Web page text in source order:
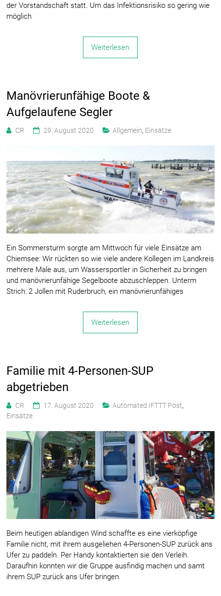
der Vorstandschaft statt. Um das Infektionsrisiko so gering wie
möglich
Weiterlesen
Manövrierunfähige Boote &
Aufgelaufene Segler
CR 29. August 2020 Allgemein, Einsätze
Ein Sommersturm sorgte am Mittwoch für viele Einsätze am
Chiemsee: Wir rückten so wie viele andere Kollegen im Landkreis
mehrere Male aus, um Wassersportler in Sicherheit zu bringen
und manövrierunfähige Segelboote abzuschleppen. Unterm
Strich: 2 Jollen mit Ruderbruch, ein manövrierunfähiges
Weiterlesen
Familie mit 4-Personen-SUP
abgetrieben
CR 17. August 2020 Automated IFTTT Post,
Einsätze
Beim heutigen ablandigen Wind schaffte es eine vierköpfige
Familie nicht, mit ihrem ausgeliehen 4-Personen-SUP zurück ans
Ufer zu paddeln. Per Handy kontaktierten sie den Verleih.
Daraufhin konnten wir die Gruppe ausfindig machen und samt
ihrem SUP zurück ans Ufer bringen.